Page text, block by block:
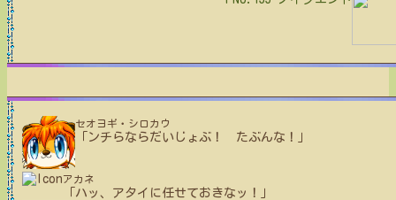
セオヨギ・シロカウ
「ンチらならだいじょぶ！ たぶんな！」
アカネ
「ハッ、アタイに任せておきなッ！」